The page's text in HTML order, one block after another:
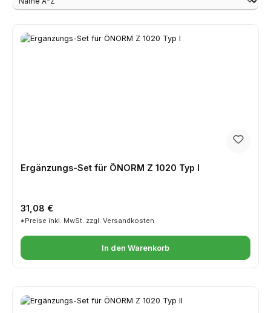
Ergänzungs-Set für ÖNORM Z 1020 Typ I
Regulärer Preis:
31,08 €
*Preise inkl. MwSt. zzgl. Versandkosten
In den Warenkorb